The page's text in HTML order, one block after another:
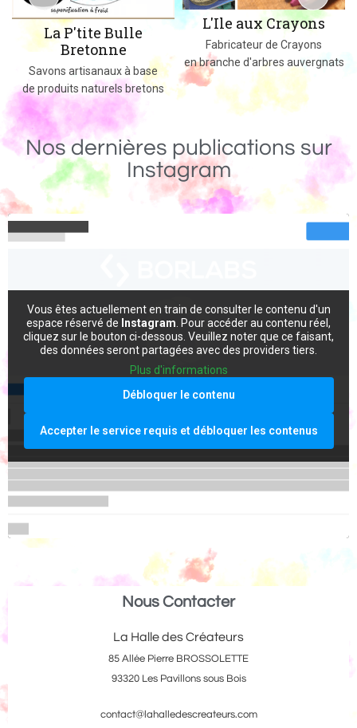
L'Ile aux Crayons
Fabricateur de Crayons
en branche d'arbres auvergnats
Un Monde de Bois
Des jeux, jouets et objets en bois
massif fabriqués dans le 02
Nos dernières publications sur
Instagram
Vous êtes actuellement en train de consulter le contenu d'un
espace réservé de Instagram . Pour accéder au contenu réel,
cliquez sur le bouton ci-dessous. Veuillez noter que ce faisant,
des données seront partagées avec des providers tiers.
Plus d'informations
Débloquer le contenu
Accepter le service requis et débloquer les contenus
Nous Contacter
La Halle des Créateurs
85 Allée Pierre BROSSOLETTE
93320 Les Pavillons sous Bois
contact@lahalledescreateurs.com